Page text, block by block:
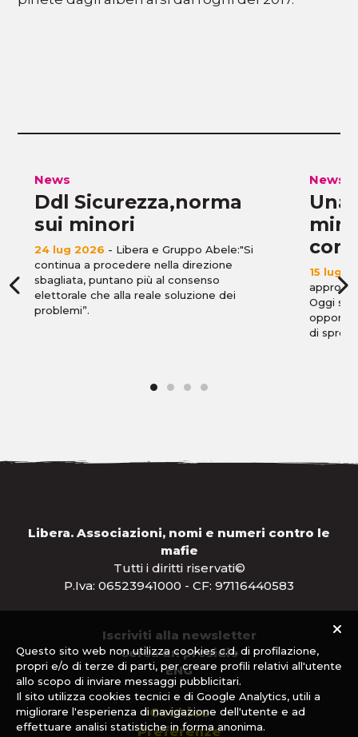
News
Ddl Sicurezza,norma
sui minori
24 lug 2026 - Libera e Gruppo Abele:"Si
continua a procedere nella direzione
sbagliata, puntano più al consenso
elettorale che alla reale soluzione dei
problemi”.
News
Una
15 lug
Oggi si
di
Libera. Associazioni, nomi e numeri contro le
mafie
Tutti i diritti riservati©
P.Iva: 06523941000 - CF: 97116440583
Iscriviti alla newsletter
Cerca un presidio
ENG
Cookies
Preferenze
Questo sito web non utilizza cookies c.d. di profilazione,
propri e/o di terze di parti, per creare profili relativi all'utente
allo scopo di inviare messaggi pubblicitari.
Il sito utilizza cookies tecnici e di Google Analytics, utili a
migliorare l'esperienza di navigazione dell'utente e ad
effettuare analisi statistiche in forma anonima.